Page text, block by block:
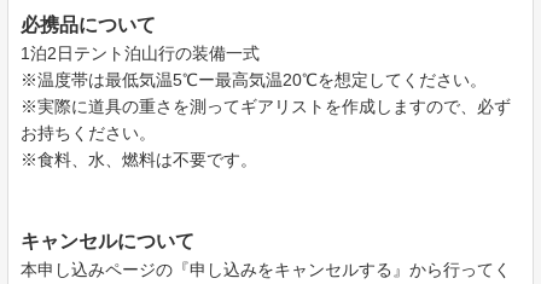
必携品について
1泊2日テント泊山行の装備一式
※温度帯は最低気温5℃ー最高気温20℃を想定してください。
※実際に道具の重さを測ってギアリストを作成しますので、必ず
お持ちください。
※食料、水、燃料は不要です。
キャンセルについて
本申し込みページの『申し込みをキャンセルする』から行ってく